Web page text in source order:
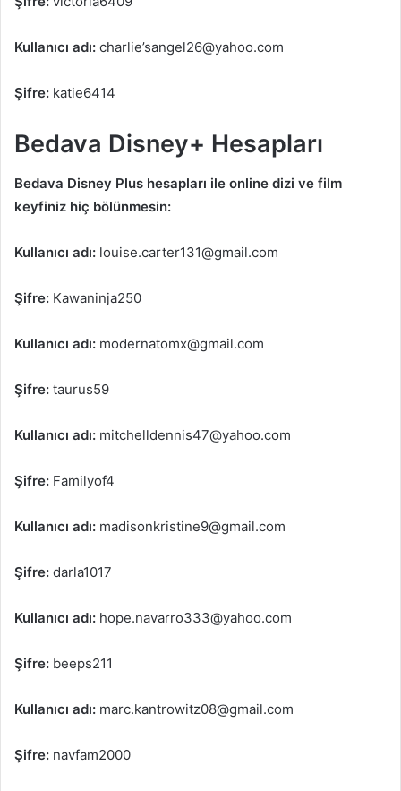
Kullanıcı adı: charlie’sangel26@yahoo.com
Şifre: katie6414
Bedava Disney+ Hesapları
Bedava Disney Plus hesapları ile online dizi ve film
keyfiniz hiç bölünmesin:
Kullanıcı adı: louise.carter131@gmail.com
Şifre: Kawaninja250
Kullanıcı adı: modernatomx@gmail.com
Şifre: taurus59
Kullanıcı adı: mitchelldennis47@yahoo.com
Şifre: Familyof4
Kullanıcı adı: madisonkristine9@gmail.com
Şifre: darla1017
Kullanıcı adı: hope.navarro333@yahoo.com
Şifre: beeps211
Kullanıcı adı: marc.kantrowitz08@gmail.com
Şifre: navfam2000